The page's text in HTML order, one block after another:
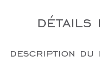
détails
description du